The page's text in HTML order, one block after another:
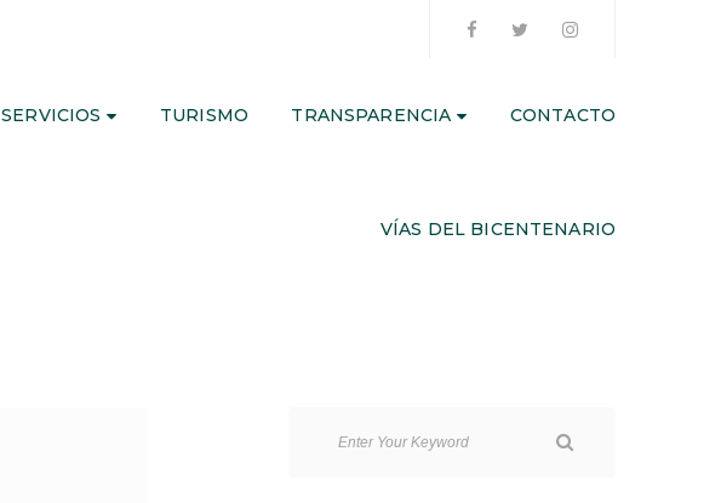
SERVICIOS TURISMO TRANSPARENCIA CONTACTO
VÍAS DEL BICENTENARIO